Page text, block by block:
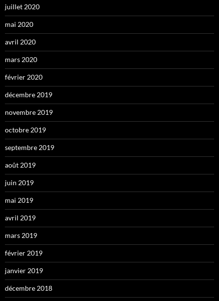
juillet 2020
mai 2020
avril 2020
mars 2020
février 2020
décembre 2019
novembre 2019
octobre 2019
septembre 2019
août 2019
juin 2019
mai 2019
avril 2019
mars 2019
février 2019
janvier 2019
décembre 2018